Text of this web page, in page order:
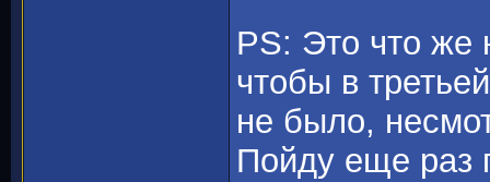
PS: Это что же
чтобы в
не было,
Пойду еще раз